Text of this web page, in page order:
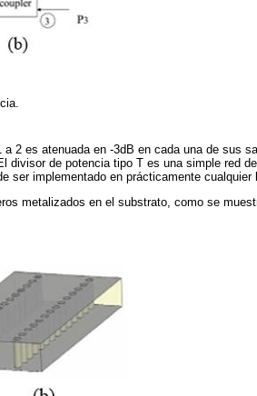
2 es atenuada en -3dB en cada una de sus
divisor de potencia tipo T es una simple red
ser implementado en prácticamente cualquier
metalizados en el substrato, como se